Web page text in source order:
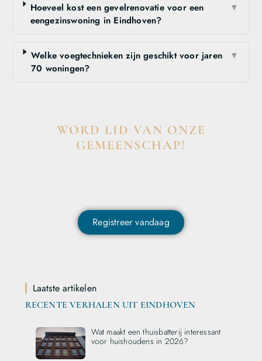
Hoeveel kost een gevelrenovatie voor een
eengezinswoning in Eindhoven?
▼
Welke voegtechnieken zijn geschikt voor jaren
70 woningen?
▼
WORD LID VAN ONZE
GEMEENSCHAP!
Registreer vandaag
Laatste artikelen
RECENTE VERHALEN UIT EINDHOVEN
Wat maakt een thuisbatterij interessant
voor huishoudens in 2026?